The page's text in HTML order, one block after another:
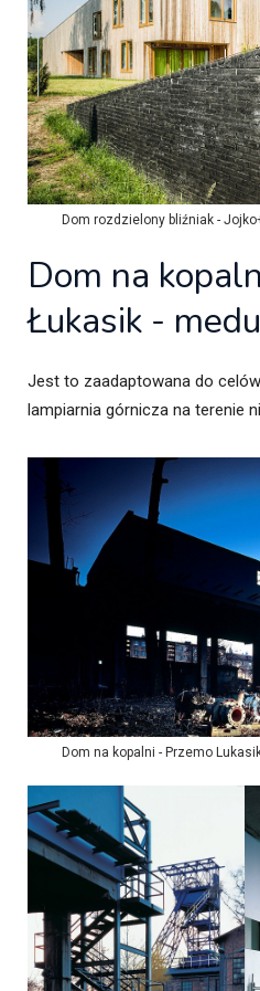
Dom rozdzielony bliźniak -
Dom na
Łukasik -
Jest to zaadaptowana do
lampiarnia górnicza na terenie
Dom na kopalni - Przemo